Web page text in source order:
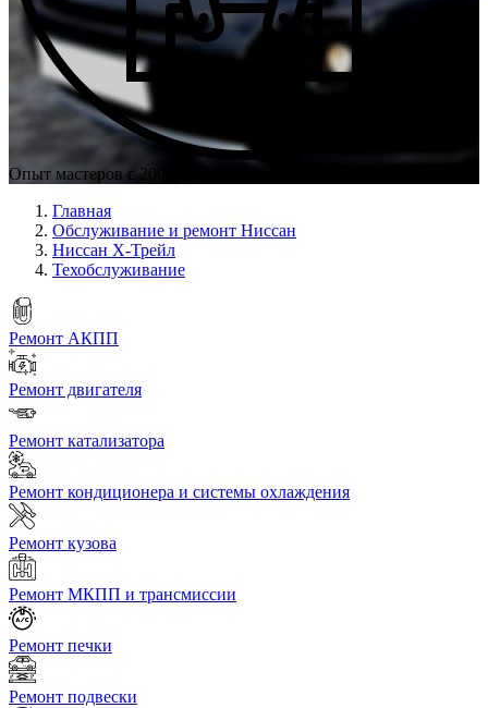
Опыт мастеров с 2009 г.
Главная
Обслуживание и ремонт Ниссан
Ниссан Х-Трейл
Техобслуживание
Ремонт АКПП
Ремонт двигателя
Ремонт катализатора
Ремонт кондиционера и системы охлаждения
Ремонт кузова
Ремонт МКПП и трансмиссии
Ремонт печки
Ремонт подвески